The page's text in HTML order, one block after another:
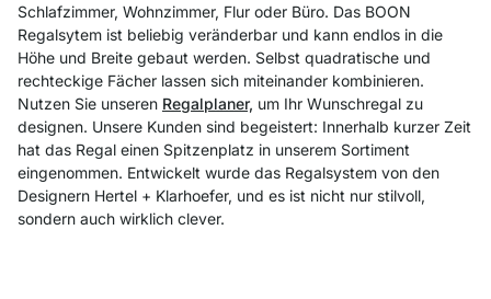
Schlafzimmer, Wohnzimmer, Flur oder Büro. Das BOON
Regalsytem ist beliebig veränderbar und kann endlos in die
Höhe und Breite gebaut werden. Selbst quadratische und
rechteckige Fächer lassen sich miteinander kombinieren.
Nutzen Sie unseren Regalplaner, um Ihr Wunschregal zu
designen. Unsere Kunden sind begeistert: Innerhalb kurzer Zeit
hat das Regal einen Spitzenplatz in unserem Sortiment
eingenommen. Entwickelt wurde das Regalsystem von den
Designern Hertel + Klarhoefer, und es ist nicht nur stilvoll,
sondern auch wirklich clever.